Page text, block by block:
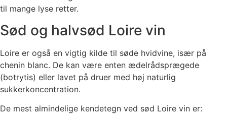
til mange lyse retter.
Sød og halvsød Loire vin
Loire er også en vigtig kilde til søde hvidvine, især på
chenin blanc. De kan være enten ædelrådsprægede
(botrytis) eller lavet på druer med høj naturlig
sukkerkoncentration.
De mest almindelige kendetegn ved sød Loire vin er: